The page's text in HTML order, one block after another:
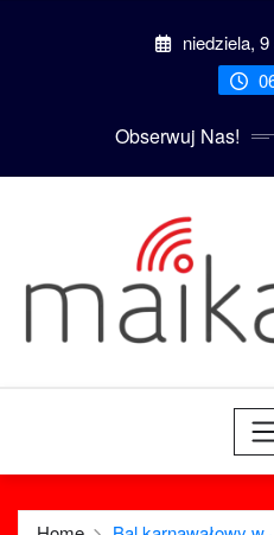
niedziela,
Obserwuj Nas!